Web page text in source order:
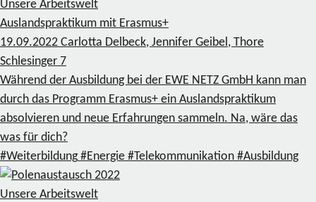
Unsere Arbeitswelt
Auslandspraktikum mit Erasmus+
19.09.2022 Carlotta Delbeck, Jennifer Geibel, Thore
Schlesinger 7
Während der Ausbildung bei der EWE NETZ GmbH kann man
durch das Programm Erasmus+ ein Auslandspraktikum
absolvieren und neue Erfahrungen sammeln. Na, wäre das
was für dich?
#Weiterbildung #Energie #Telekommunikation #Ausbildung
Unsere Arbeitswelt